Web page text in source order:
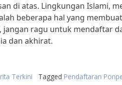
di atas. Lingkungan Islami,
beberapa hal yang
jangan ragu untuk mendaftar
dan akhirat.
Terkini Tagged Pendaftaran